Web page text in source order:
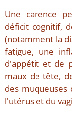
Une carence
déficit cognitif,
(notamment la
fatigue, une
d'appétit et de
maux de tête,
des muqueuses
l'utérus et du